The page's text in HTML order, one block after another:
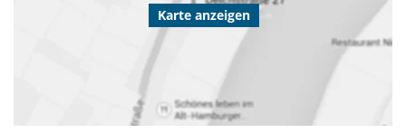
Karte anzeigen